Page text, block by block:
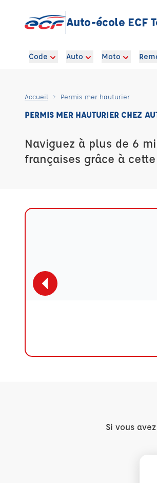
Auto-école ECF
Code Auto Moto
Accueil Permis mer hauturier
PERMIS MER HAUTURIER CHEZ
Naviguez à plus de 6
françaises grâce à
Si vous